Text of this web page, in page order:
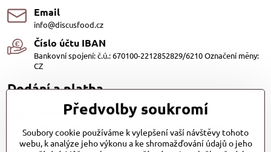
Email
info@discusfood.cz
Číslo účtu IBAN
Bankovní spojení: č.ú.: 670100-2212852829/6210 Označení měny:
CZ
Dodání a platba
Dodání
s.r.o. a Zásilkovna
Předvolby soukromí
Soubory cookie používáme k vylepšení vaší návštěvy tohoto
webu, k analýze jeho výkonu a ke shromažďování údajů o jeho